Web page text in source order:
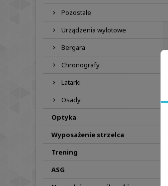
Pozostałe
Urządzenia wylotowe
Bergara
Chronografy
Latarki
Osady
Optyka
Wyposażenie strzelca
Trening
ASG